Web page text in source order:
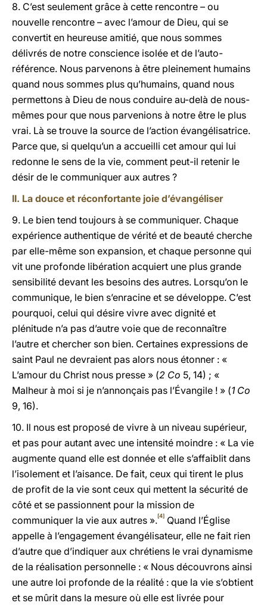
8. C’est seulement grâce à cette rencontre – ou
nouvelle rencontre – avec l’amour de Dieu, qui se
convertit en heureuse amitié, que nous sommes
délivrés de notre conscience isolée et de l’auto-
référence. Nous parvenons à être pleinement humains
quand nous sommes plus qu’humains, quand nous
permettons à Dieu de nous conduire au-delà de nous-
mêmes pour que nous parvenions à notre être le plus
vrai. Là se trouve la source de l’action évangélisatrice.
Parce que, si quelqu’un a accueilli cet amour qui lui
redonne le sens de la vie, comment peut-il retenir le
désir de le communiquer aux autres ?
II. La douce et réconfortante joie d’évangéliser
9. Le bien tend toujours à se communiquer. Chaque
expérience authentique de vérité et de beauté cherche
par elle-même son expansion, et chaque personne qui
vit une profonde libération acquiert une plus grande
sensibilité devant les besoins des autres. Lorsqu’on le
communique, le bien s’enracine et se développe. C’est
pourquoi, celui qui désire vivre avec dignité et
plénitude n’a pas d’autre voie que de reconnaître
l’autre et chercher son bien. Certaines expressions de
saint Paul ne devraient pas alors nous étonner : «
L’amour du Christ nous presse » (2 Co 5, 14) ; «
Malheur à moi si je n’annonçais pas l’Évangile ! » (1 Co
9, 16).
10. Il nous est proposé de vivre à un niveau supérieur,
et pas pour autant avec une intensité moindre : « La vie
augmente quand elle est donnée et elle s’affaiblit dans
l’isolement et l’aisance. De fait, ceux qui tirent le plus
de profit de la vie sont ceux qui mettent la sécurité de
côté et se passionnent pour la mission de
communiquer la vie aux autres ».[4] Quand l’Église
appelle à l’engagement évangélisateur, elle ne fait rien
d’autre que d’indiquer aux chrétiens le vrai dynamisme
de la réalisation personnelle : « Nous découvrons ainsi
une autre loi profonde de la réalité : que la vie s’obtient
et se mûrit dans la mesure où elle est livrée pour